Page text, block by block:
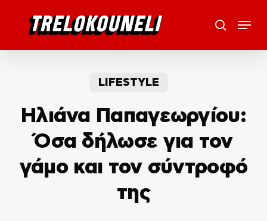
search
Menu
LIFESTYLE
Ηλιάνα Παπαγεωργίου:
Όσα δήλωσε για τον
γάμο και τον σύντροφό
της